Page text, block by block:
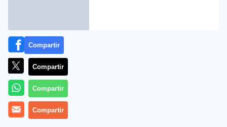
Más información
Compartir
Compartir
Compartir
Compartir